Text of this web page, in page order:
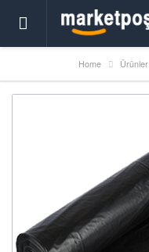
Home Ürünler